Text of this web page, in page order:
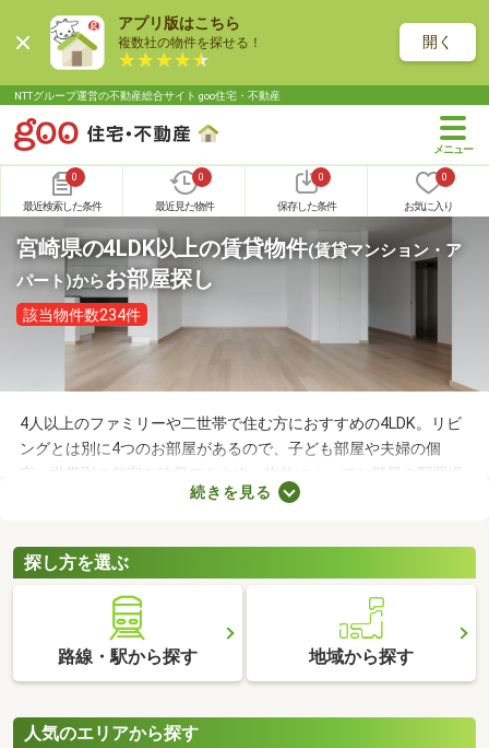
アプリ版はこちら
複数社の物件を探せる！ 開く
NTTグループ運営の不動産総合サイト goo住宅・不動産
0
最近検索した条件
0
最近見た物件
0
保存した条件
0
お気に入り
宮崎県の4LDK以上の賃貸物件(賃貸マンション・ア
パート)からお部屋探し
該当物件数234件
4人以上のファミリーや二世帯で住む方におすすめの4LDK。リビ
ングとは別に4つのお部屋があるので、子ども部屋や夫婦の個
室、世帯別の個室を確保できます。物件によってお部屋の配置場
所が異なるので、内見前に間取りをチェックすることがおすすめ
します。
続きを見る
探し方を選ぶ
路線・駅から探す 地域から探す
人気のエリアから探す